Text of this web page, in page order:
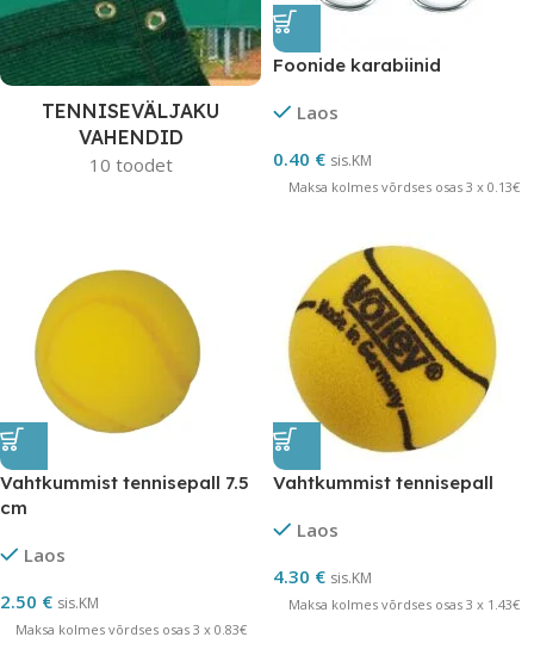
TENNISEVÄLJAKU
VAHENDID
10 toodet
Foonide karabiinid
Laos
0.40 € sis.KM
Maksa kolmes võrdses osas 3 x 0.13€
Vahtkummist tennisepall 7.5
cm
Laos
2.50 € sis.KM
Maksa kolmes võrdses osas 3 x 0.83€
Vahtkummist tennisepall
Laos
4.30 € sis.KM
Maksa kolmes võrdses osas 3 x 1.43€